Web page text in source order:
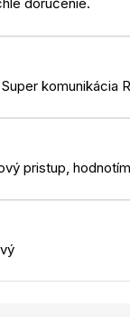
komunikácia
pristup,